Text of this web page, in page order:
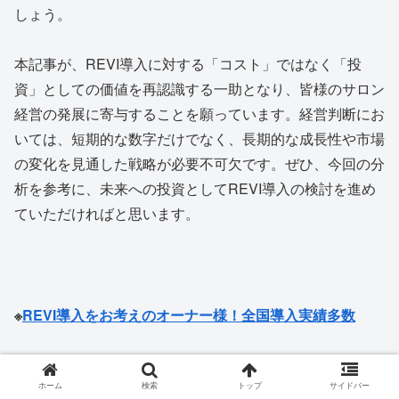
しょう。
本記事が、REVI導入に対する「コスト」ではなく「投
資」としての価値を再認識する一助となり、皆様のサロン
経営の発展に寄与することを願っています。経営判断にお
いては、短期的な数字だけでなく、長期的な成長性や市場
の変化を見通した戦略が必要不可欠です。ぜひ、今回の分
析を参考に、未来への投資としてREVI導入の検討を進め
ていただければと思います。
※REVI導入をお考えのオーナー様！全国導入実績多数
ホーム 検索 トップ サイドバー